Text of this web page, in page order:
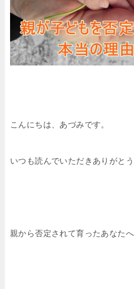
こんにちは、あづみです。
いつも読んでいただきありがとう
親から否定されて育ったあなたへ